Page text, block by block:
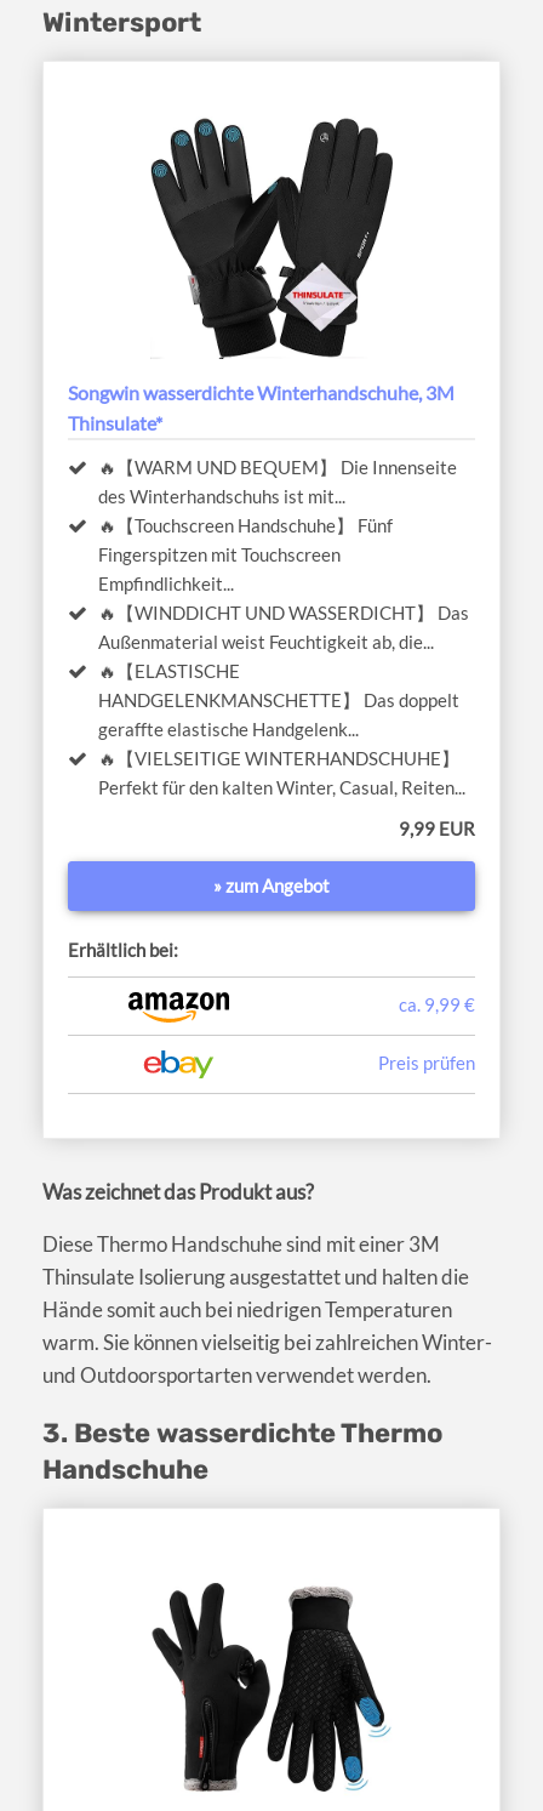
Wintersport
Songwin wasserdichte Winterhandschuhe, 3M
Thinsulate*
🔥【WARM UND BEQUEM】 Die Innenseite
des Winterhandschuhs ist mit...
🔥【Touchscreen Handschuhe】 Fünf
Fingerspitzen mit Touchscreen
Empfindlichkeit...
🔥【WINDDICHT UND WASSERDICHT】 Das
Außenmaterial weist Feuchtigkeit ab, die...
🔥【ELASTISCHE
HANDGELENKMANSCHETTE】 Das doppelt
geraffte elastische Handgelenk...
🔥【VIELSEITIGE WINTERHANDSCHUHE】
Perfekt für den kalten Winter, Casual, Reiten...
9,99 EUR
» zum Angebot
Erhältlich bei:
ca. 9,99 €
Preis prüfen
Was zeichnet das Produkt aus?
Diese Thermo Handschuhe sind mit einer 3M
Thinsulate Isolierung ausgestattet und halten die
Hände somit auch bei niedrigen Temperaturen
warm. Sie können vielseitig bei zahlreichen Winter-
und Outdoorsportarten verwendet werden.
3. Beste wasserdichte Thermo
Handschuhe